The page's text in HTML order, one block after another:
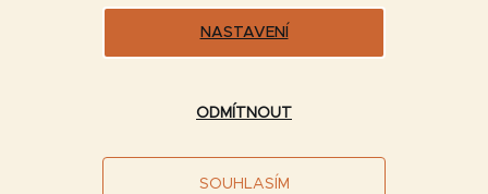
SOUHLASÍM
NASTAVENÍ
ODMÍTNOUT
Vytvořil Shoptet
Copyright 2026
. Všechna práva
Upravit nastavení cookies